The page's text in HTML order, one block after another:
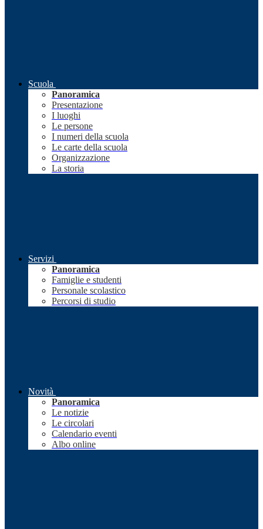
Scuola
Panoramica
Presentazione
I luoghi
Le persone
I numeri della scuola
Le carte della scuola
Organizzazione
La storia
Servizi
Panoramica
Famiglie e studenti
Personale scolastico
Percorsi di studio
Novità
Panoramica
Le notizie
Le circolari
Calendario eventi
Albo online